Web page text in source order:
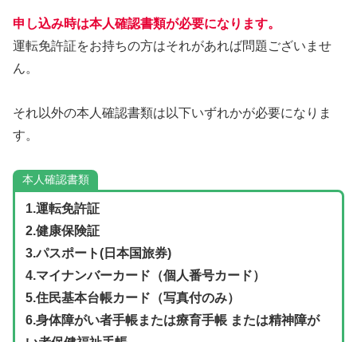
申し込み時は本人確認書類が必要になります。
運転免許証をお持ちの方はそれがあれば問題ございませ
ん。
それ以外の本人確認書類は以下いずれかが必要になりま
す。
本人確認書類
1.運転免許証
2.健康保険証
3.パスポート(日本国旅券)
4.マイナンバーカード（個人番号カード）
5.住民基本台帳カード（写真付のみ）
6.身体障がい者手帳または療育手帳 または精神障が